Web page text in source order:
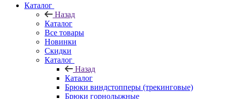
Каталог
Назад
Каталог
Все товары
Новинки
Скидки
Каталог
Назад
Каталог
Брюки виндстопперы (трекинговые)
Брюки горнолыжные